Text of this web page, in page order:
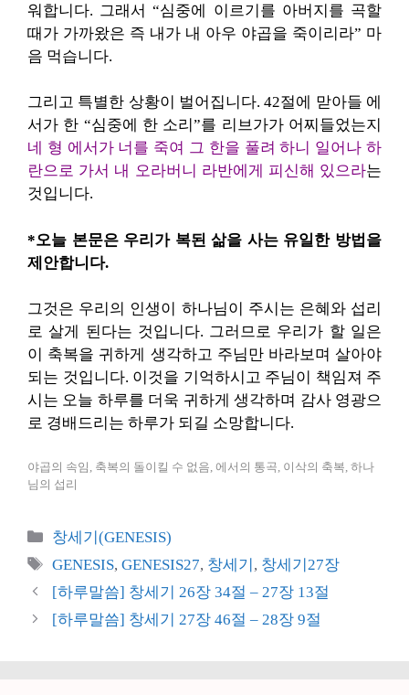
워합니다. 그래서 “심중에 이르기를 아버지를 곡할
때가 가까왔은 즉 내가 내 아우 야곱을 죽이리라” 마
음 먹습니다.
그리고 특별한 상황이 벌어집니다. 42절에 맏아들 에
서가 한 “심중에 한 소리”를 리브가가 어찌들었는지
네 형 에서가 너를 죽여 그 한을 풀려 하니 일어나 하
란으로 가서 내 오라버니 라반에게 피신해 있으라는
것입니다.
*오늘 본문은 우리가 복된 삶을 사는 유일한 방법을
제안합니다.
그것은 우리의 인생이 하나님이 주시는 은혜와 섭리
로 살게 된다는 것입니다. 그러므로 우리가 할 일은
이 축복을 귀하게 생각하고 주님만 바라보며 살아야
되는 것입니다. 이것을 기억하시고 주님이 책임져 주
시는 오늘 하루를 더욱 귀하게 생각하며 감사 영광으
로 경배드리는 하루가 되길 소망합니다.
야곱의 속임, 축복의 돌이킬 수 없음, 에서의 통곡, 이삭의 축복, 하나
님의 섭리
카
테
리
창세기(GENESIS)
태
그
GENESIS,GENESIS27, 창세기 , 창세기27장
[하루말씀] 창세기 26장 34절 – 27장 13절
[하루말씀] 창세기 27장 46절 – 28장 9절